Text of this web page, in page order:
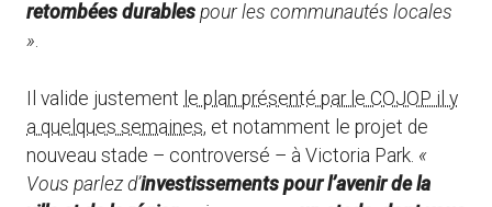
retombées durables pour les communautés locales
».
Il valide justement le plan présenté par le COJOP il y
a quelques semaines, et notamment le projet de
nouveau stade – controversé – à Victoria Park. «
Vous parlez d’investissements pour l’avenir de la